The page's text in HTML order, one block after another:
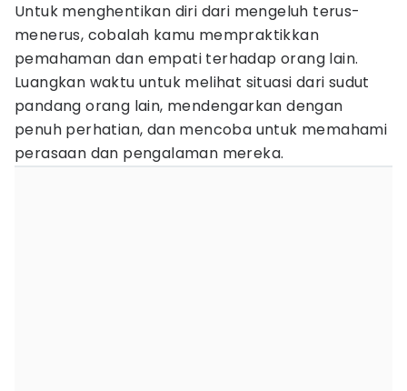
Untuk menghentikan diri dari mengeluh terus-
menerus, cobalah kamu mempraktikkan
pemahaman dan empati terhadap orang lain.
Luangkan waktu untuk melihat situasi dari sudut
pandang orang lain, mendengarkan dengan
penuh perhatian, dan mencoba untuk memahami
perasaan dan pengalaman mereka.